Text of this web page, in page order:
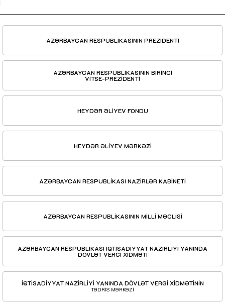
AZƏRBAYCAN RESPUBLİKASININ PREZİDENTİ
AZƏRBAYCAN RESPUBLİKASININ BİRİNCİ
VİTSE-PREZİDENTİ
HEYDƏR ƏLİYEV FONDU
HEYDƏR ƏLİYEV MƏRKƏZİ
AZƏRBAYCAN RESPUBLİKASI NAZİRLƏR KABİNETİ
AZƏRBAYCAN RESPUBLİKASININ MİLLİ MƏCLİSİ
AZƏRBAYCAN RESPUBLİKASI İQTİSADİYYAT NAZİRLİYİ YANINDA
DÖVLƏT VERGİ XİDMƏTİ
İQTİSADİYYAT NAZİRLİYİ YANINDA DÖVLƏT VERGİ XİDMƏTİNİN
TƏDRİS MƏRKƏZİ